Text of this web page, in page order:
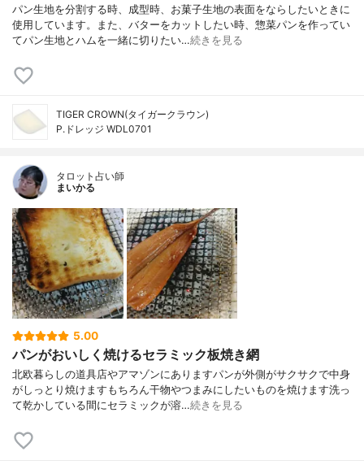
パン生地を分割する時、成型時、お菓子生地の表面をならしたいときに
使用しています。また、バターをカットしたい時、惣菜パンを作ってい
てパン生地とハムを一緒に切りたい…続きを見る
TIGER CROWN(タイガークラウン)
P.ドレッジ WDL0701
タロット占い師
まいかる
5.00
パンがおいしく焼けるセラミック板焼き網
北欧暮らしの道具店やアマゾンにありますパンが外側がサクサクで中身
がしっとり焼けますもちろん干物やつまみにしたいものを焼けます洗っ
て乾かしている間にセラミックが溶…続きを見る